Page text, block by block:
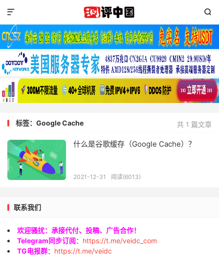


共 1 篇文章
标签：Google Cache
什么是谷歌缓存（Google Cache）？
2021-12-31 阅读(6013)
联系我们
欢迎骚扰：承接代付、投稿、广告合作！
Telegram同步订阅： https://t.me/veidc_com
TG电报群： https://t.me/veidc